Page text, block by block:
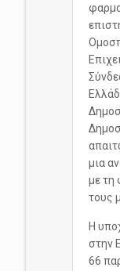
μια
με τη
τους
Η
στην
66